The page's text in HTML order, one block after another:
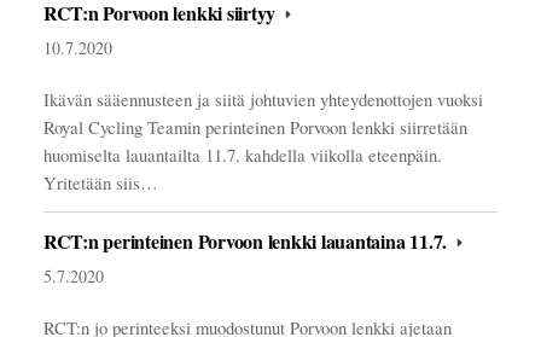
RCT:n Porvoon lenkki siirtyy
10.7.2020
Ikävän sääennusteen ja siitä johtuvien yhteydenottojen vuoksi
Royal Cycling Teamin perinteinen Porvoon lenkki siirretään
huomiselta lauantailta 11.7. kahdella viikolla eteenpäin.
Yritetään siis…
RCT:n perinteinen Porvoon lenkki lauantaina 11.7.
5.7.2020
RCT:n jo perinteeksi muodostunut Porvoon lenkki ajetaan